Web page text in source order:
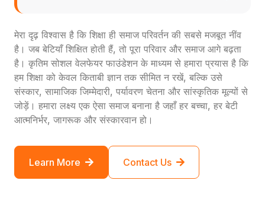
मेरा दृढ़ विश्वास है कि शिक्षा ही समाज परिवर्तन की सबसे मजबूत नींव
है। जब बेटियाँ शिक्षित होती हैं, तो पूरा परिवार और समाज आगे बढ़ता
है। कृतिम सोशल वेलफेयर फाउंडेशन के माध्यम से हमारा प्रयास है कि
हम शिक्षा को केवल किताबी ज्ञान तक सीमित न रखें, बल्कि उसे
संस्कार, सामाजिक जिम्मेदारी, पर्यावरण चेतना और सांस्कृतिक मूल्यों से
जोड़ें। हमारा लक्ष्य एक ऐसा समाज बनाना है जहाँ हर बच्चा, हर बेटी
आत्मनिर्भर, जागरूक और संस्कारवान हो।
Learn More Contact Us